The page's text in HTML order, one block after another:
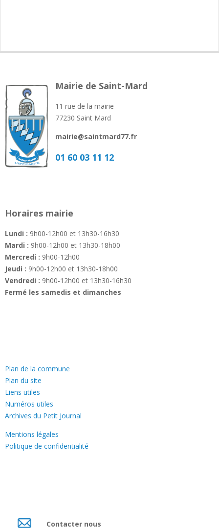
Mairie de Saint-Mard
11 rue de la mairie
77230 Saint Mard
mairie@saintmard77.fr
01 60 03 11 12
Horaires mairie
Lundi : 9h00-12h00 et 13h30-16h30
Mardi : 9h00-12h00 et 13h30-18h00
Mercredi : 9h00-12h00
Jeudi : 9h00-12h00 et 13h30-18h00
Vendredi : 9h00-12h00 et 13h30-16h30
Fermé les samedis et dimanches
Plan de la commune
Plan du site
Liens utiles
Numéros utiles
Archives du Petit Journal
Mentions légales
Politique de confidentialité
Contacter nous